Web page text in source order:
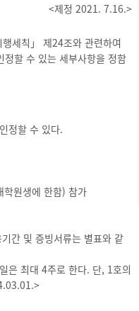
<제정 2021. 7.16.>
세칙」 제24조와 관련하여
정할 수 있는 세부사항을 정함
정할 수 있다.
학원생에 한함) 참가
간 및 증빙서류는 별표와 같
은 최대 4주로 한다. 단, 1호의